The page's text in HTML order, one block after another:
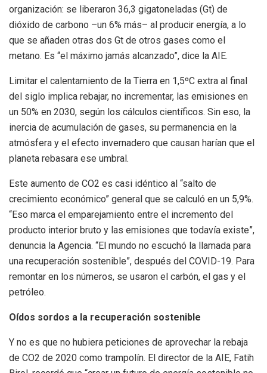
organización: se liberaron 36,3 gigatoneladas (Gt) de
dióxido de carbono –un 6% más– al producir energía, a lo
que se añaden otras dos Gt de otros gases como el
metano. Es “el máximo jamás alcanzado”, dice la AIE.
Limitar el calentamiento de la Tierra en 1,5ºC extra al final
del siglo implica rebajar, no incrementar, las emisiones en
un 50% en 2030, según los cálculos científicos. Sin eso, la
inercia de acumulación de gases, su permanencia en la
atmósfera y el efecto invernadero que causan harían que el
planeta rebasara ese umbral.
Este aumento de CO2 es casi idéntico al “salto de
crecimiento económico” general que se calculó en un 5,9%.
“Eso marca el emparejamiento entre el incremento del
producto interior bruto y las emisiones que todavía existe”,
denuncia la Agencia. “El mundo no escuchó la llamada para
una recuperación sostenible”, después del COVID-19. Para
remontar en los números, se usaron el carbón, el gas y el
petróleo.
Oídos sordos a la recuperación sostenible
Y no es que no hubiera peticiones de aprovechar la rebaja
de CO2 de 2020 como trampolín. El director de la AIE, Fatih